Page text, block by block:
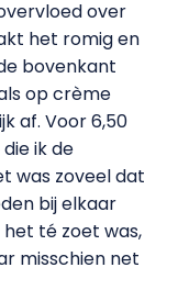
over
het romig en
bovenkant
op crème
af. Voor 6,50
ik de
was zoveel dat
bij elkaar
té zoet was,
misschien net